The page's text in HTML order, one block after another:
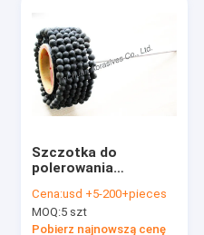
Szczotka do
polerowania
krzemowego
Cena:usd +5-200+pieces
MOQ:5 szt
Pobierz najnowszą cenę